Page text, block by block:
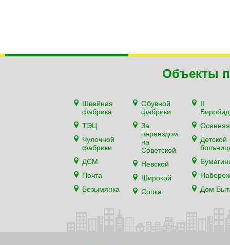
Объекты
Швейная
фабрика
ТЭЦ
Чулочной
фабрики
ДСМ
Почта
Безымянка
Обувной
фабрики
За
переездом
на
Советской
Невской
Широкой
Сопка
II
Осенняя
Детской
Дом